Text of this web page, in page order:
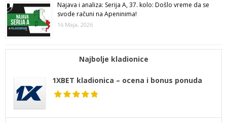
Najava i analiza: Serija A, 37. kolo: Došlo vreme da se
svode računi na Apeninima!
16 Maja, 2026
Najbolje kladionice
1XBET kladionica – ocena i bonus ponuda